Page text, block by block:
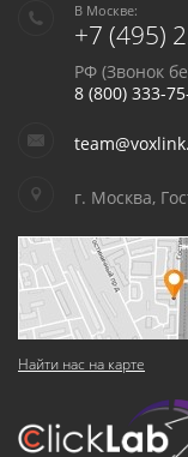
В Москве:
+7 (495)
РФ (Звонок
8 (800) 333-
г. Москва,
Найти нас на карте